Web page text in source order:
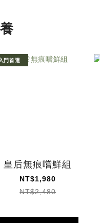
入門首選
皇后無痕嚐鮮組
NT$1,980
NT$2,480